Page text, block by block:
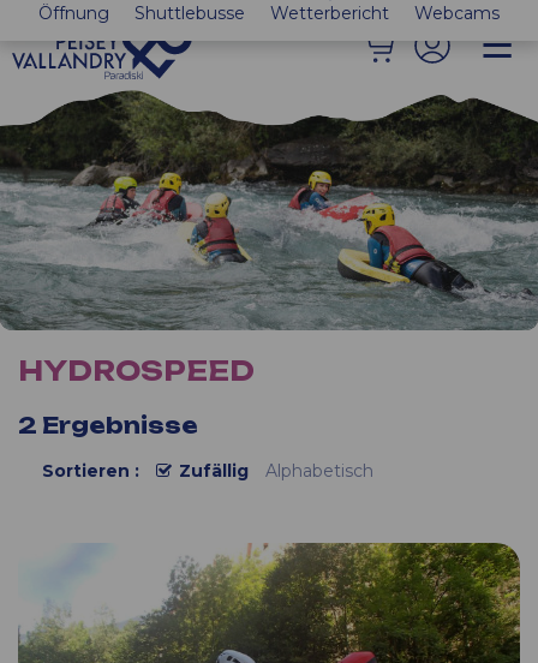
Öffnung Shuttlebusse Wetterbericht Webcams
HYDROSPEED
2 Ergebnisse
Sortieren : Zufällig Alphabetisch